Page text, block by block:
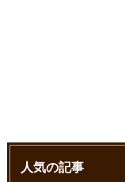
人気の記事